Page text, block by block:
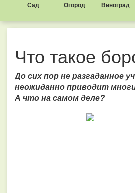
Сад Огород Виноград
Что такое
До сих пор не разгаданное
неожиданно приводит
А что на самом деле?